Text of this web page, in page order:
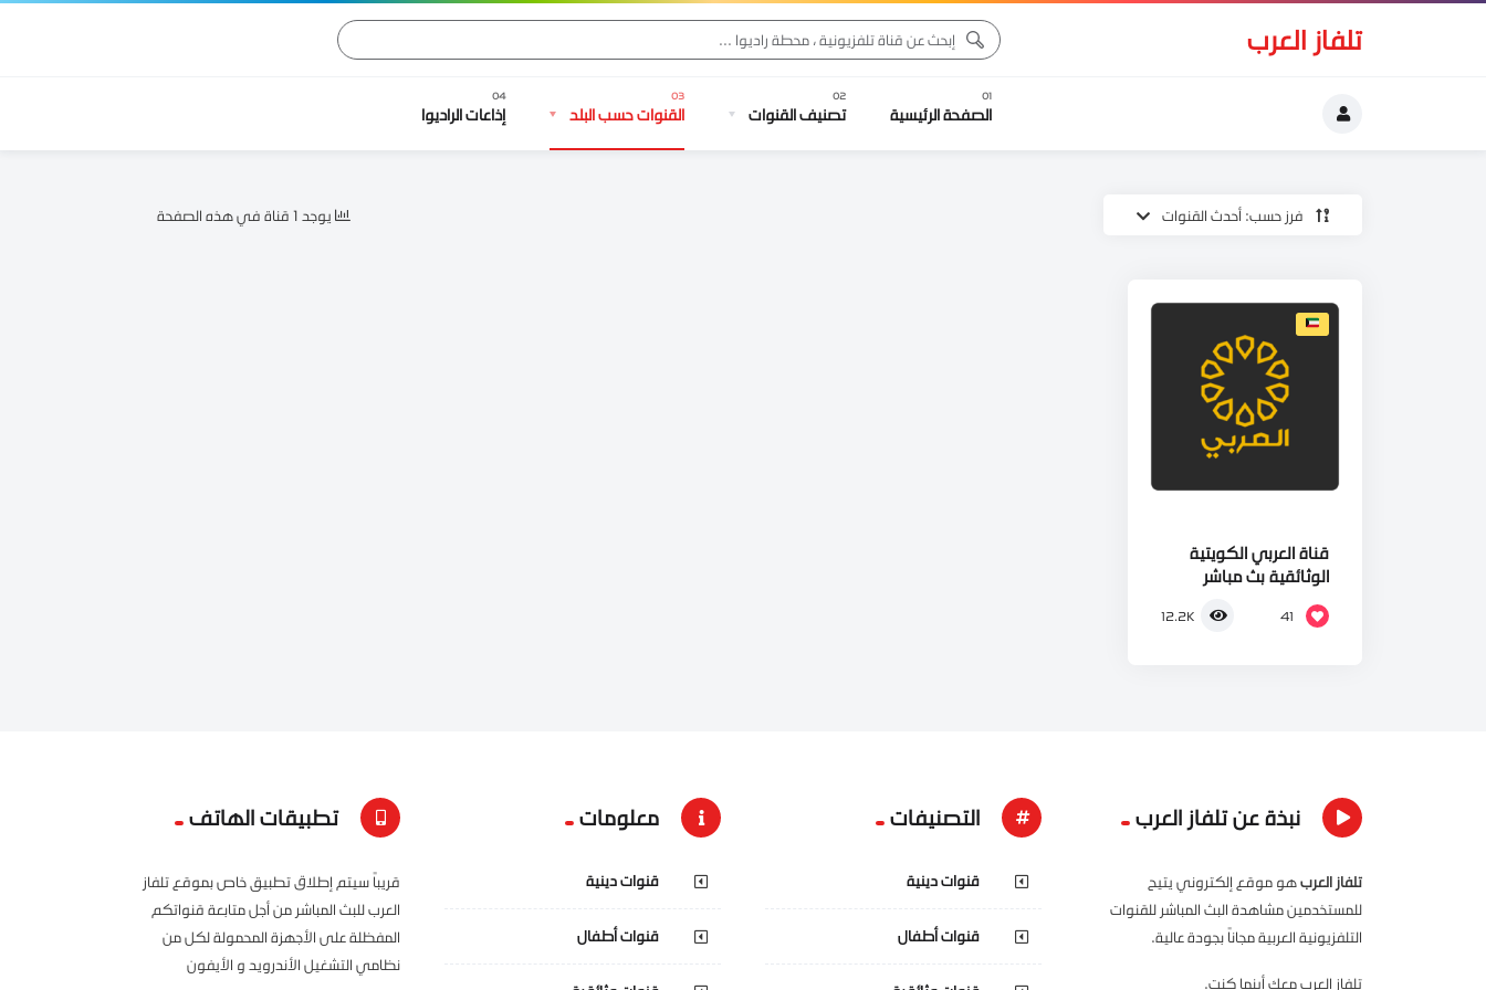
تلفاز العرب
الصفحة الرئيسية تصنيف القنوات القنوات حسب البلد إذاعات الراديوا
فرز حسب: أحدث القنوات يوجد 1 قناة في هذه الصفحة
قناة العربي الكويتية
الوثائقية بث مباشر
41
12.2K
نبذة عن تلفاز العرب
تلفاز العربهو موقع إلكتروني يتيح
للمستخدمين مشاهدة البث المباشر للقنوات
التلفزيونية العربية مجاناً بجودة عالية.
تلفاز العرب معك أينما كنت.
التصنيفات
قنوات دينية
قنوات أطفال
معلومات
قنوات دينية
قنوات أطفال
تطبيقات الهاتف
قريباً سيتم إطلاق تطبيق خاص بموقع تلفاز
العرب للبث المباشر من أجل متابعة قنواتكم
المفظلة على الأجهزة المحمولة لكل من
نظامي التشغيل الأندرويد و الأيفون